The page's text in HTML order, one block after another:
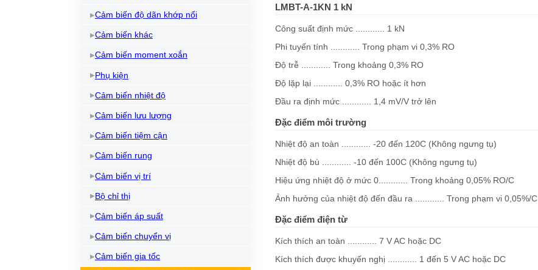
Cảm biến độ dãn khớp nối
Cảm biến khác
Cảm biến moment xoắn
Phụ kiện
Cảm biến nhiệt độ
Cảm biến lưu lượng
Cảm biến tiệm cận
Cảm biến rung
Cảm biến vị trí
Bộ chỉ thị
Cảm biến áp suất
Cảm biến chuyển vị
Cảm biến gia tốc
LMBT-A-1KN 1 kN
Công suất định mức ............ 1 kN
Phi tuyến tính ............ Trong phạm vi 0,3% RO
Độ trễ ............ Trong khoảng 0,3% RO
Độ lặp lại ............ 0,3% RO hoặc ít hơn
Đầu ra định mức ............ 1,4 mV/V trở lên
Đặc điểm môi trường
Nhiệt độ an toàn ............ -20 đến 120C (Không ngưng tụ)
Nhiệt độ bù ............ -10 đến 100C (Không ngưng tụ)
Hiệu ứng nhiệt độ ở mức 0............ Trong khoảng 0,05% RO/C
Ảnh hưởng của nhiệt độ đến đầu ra ............ Trong phạm vi 0,05%/C
Đặc điểm điện từ
Kích thích an toàn ............ 7 V AC hoặc DC
Kích thích được khuyến nghị ............ 1 đến 5 V AC hoặc DC